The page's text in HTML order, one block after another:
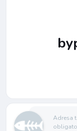
Adresa